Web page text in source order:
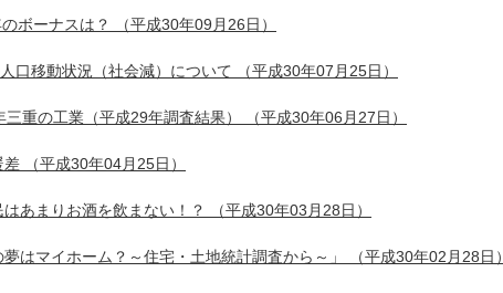
ボーナスは？ （平成30年09月26日）
口移動状況（社会減）について （平成30年07月25日）
重の工業（平成29年調査結果） （平成30年06月27日）
差 （平成30年04月25日）
あまりお酒を飲まない！？ （平成30年03月28日）
はマイホーム？～住宅・土地統計調査から～」 （平成30年02月28日）